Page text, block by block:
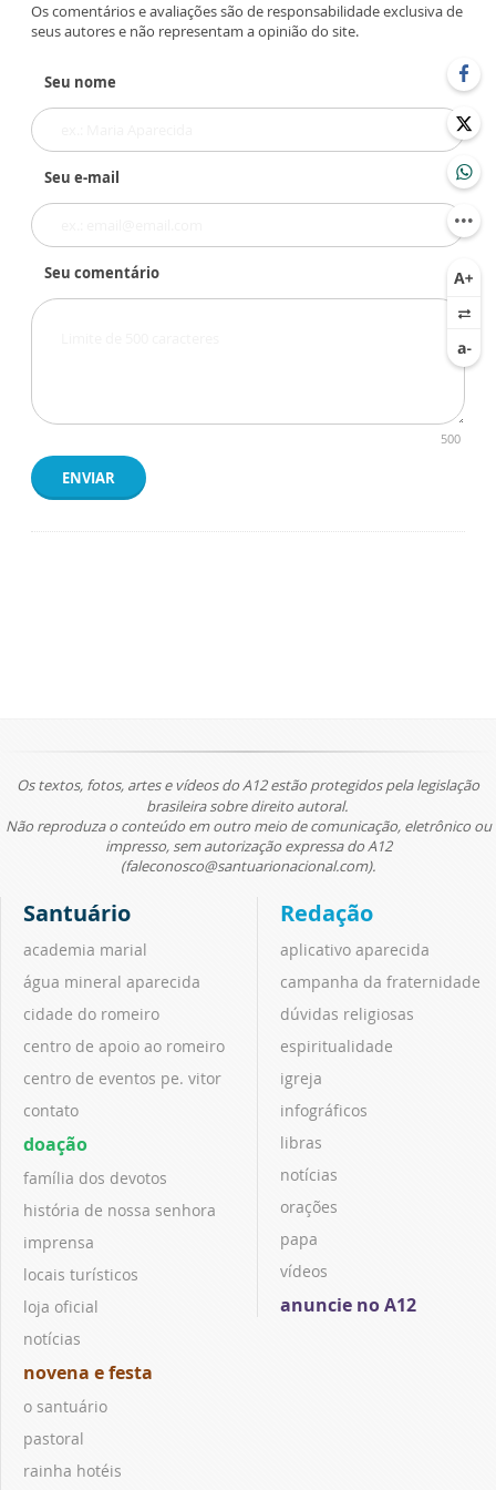
Os comentários e avaliações são de responsabilidade exclusiva de
seus autores e não representam a opinião do site.
Seu nome
Seu e-mail
Seu comentário
500
ENVIAR
Os textos, fotos, artes e vídeos do A12 estão protegidos pela legislação
brasileira sobre direito autoral.
Não reproduza o conteúdo em outro meio de comunicação, eletrônico ou
impresso, sem autorização expressa do A12
(faleconosco@santuarionacional.com).
Santuário
academia marial
água mineral aparecida
cidade do romeiro
centro de apoio ao romeiro
centro de eventos pe. vitor
contato
doação
família dos devotos
história de nossa senhora
imprensa
locais turísticos
loja oficial
notícias
novena e festa
o santuário
pastoral
rainha hotéis
Redação
aplicativo aparecida
campanha da fraternidade
dúvidas religiosas
espiritualidade
igreja
infográficos
libras
notícias
orações
papa
vídeos
anuncie no A12